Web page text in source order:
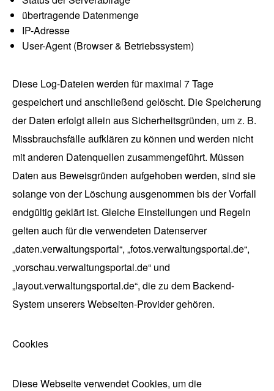
übertragende Datenmenge
IP-Adresse
User-Agent (Browser & Betriebssystem)
Diese Log-Dateien werden für maximal 7 Tage
gespeichert und anschließend gelöscht. Die Speicherung
der Daten erfolgt allein aus Sicherheitsgründen, um z. B.
Missbrauchsfälle aufklären zu können und werden nicht
mit anderen Datenquellen zusammengeführt. Müssen
Daten aus Beweisgründen aufgehoben werden, sind sie
solange von der Löschung ausgenommen bis der Vorfall
endgültig geklärt ist. Gleiche Einstellungen und Regeln
gelten auch für die verwendeten Datenserver
„daten.verwaltungsportal“, „fotos.verwaltungsportal.de“,
„vorschau.verwaltungsportal.de“ und
„layout.verwaltungsportal.de“, die zu dem Backend-
System unserers Webseiten-Provider gehören.
Cookies
Diese Webseite verwendet Cookies, um die